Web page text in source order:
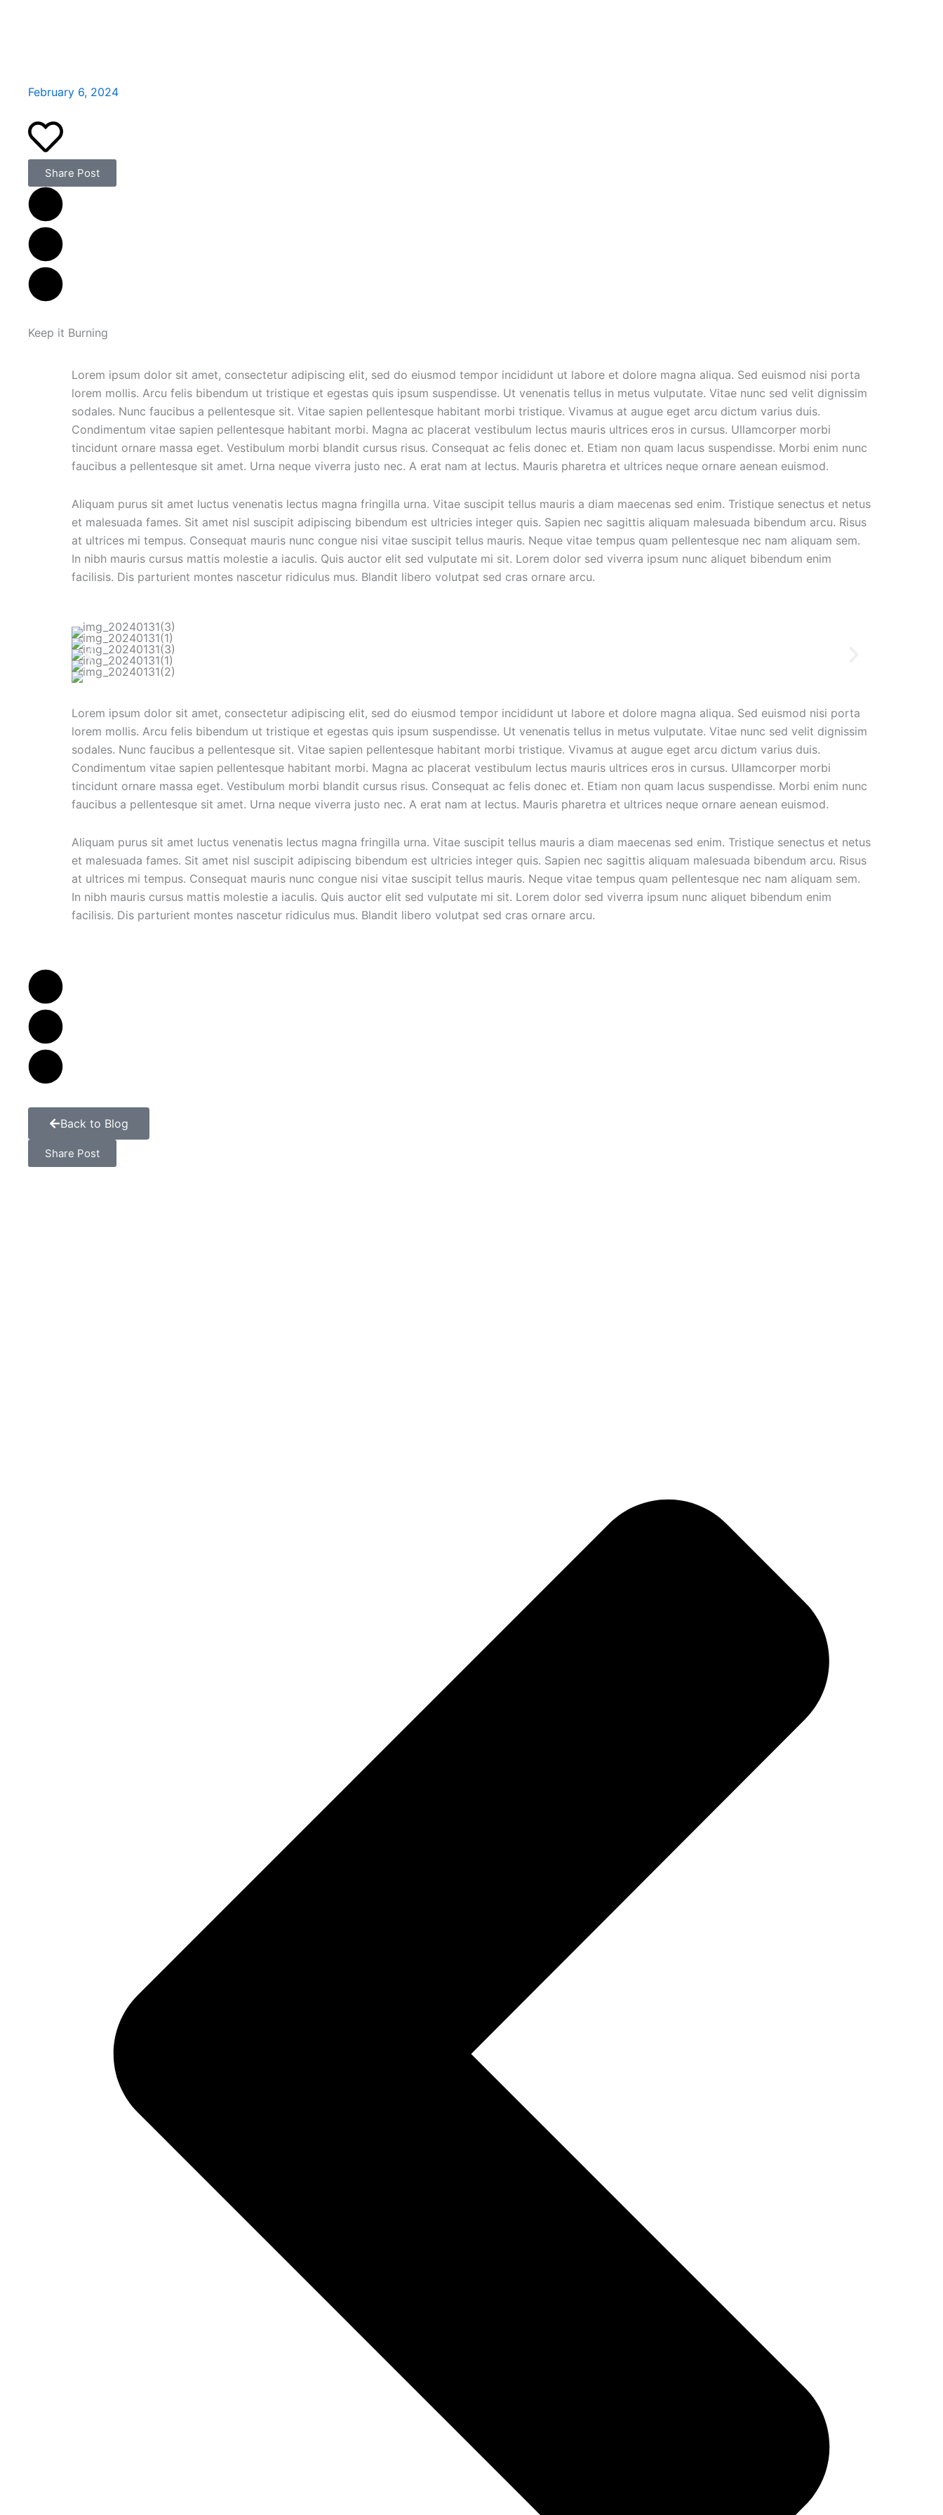
February 6, 2024
Share Post
Keep it Burning
Lorem ipsum dolor sit amet, consectetur adipiscing elit, sed do eiusmod tempor incididunt ut labore et dolore magna aliqua. Sed euismod nisi porta
lorem mollis. Arcu felis bibendum ut tristique et egestas quis ipsum suspendisse. Ut venenatis tellus in metus vulputate. Vitae nunc sed velit dignissim
sodales. Nunc faucibus a pellentesque sit. Vitae sapien pellentesque habitant morbi tristique. Vivamus at augue eget arcu dictum varius duis.
Condimentum vitae sapien pellentesque habitant morbi. Magna ac placerat vestibulum lectus mauris ultrices eros in cursus. Ullamcorper morbi
tincidunt ornare massa eget. Vestibulum morbi blandit cursus risus. Consequat ac felis donec et. Etiam non quam lacus suspendisse. Morbi enim nunc
faucibus a pellentesque sit amet. Urna neque viverra justo nec. A erat nam at lectus. Mauris pharetra et ultrices neque ornare aenean euismod.
Aliquam purus sit amet luctus venenatis lectus magna fringilla urna. Vitae suscipit tellus mauris a diam maecenas sed enim. Tristique senectus et netus
et malesuada fames. Sit amet nisl suscipit adipiscing bibendum est ultricies integer quis. Sapien nec sagittis aliquam malesuada bibendum arcu. Risus
at ultrices mi tempus. Consequat mauris nunc congue nisi vitae suscipit tellus mauris. Neque vitae tempus quam pellentesque nec nam aliquam sem.
In nibh mauris cursus mattis molestie a iaculis. Quis auctor elit sed vulputate mi sit. Lorem dolor sed viverra ipsum nunc aliquet bibendum enim
facilisis. Dis parturient montes nascetur ridiculus mus. Blandit libero volutpat sed cras ornare arcu.
Lorem ipsum dolor sit amet, consectetur adipiscing elit, sed do eiusmod tempor incididunt ut labore et dolore magna aliqua. Sed euismod nisi porta
lorem mollis. Arcu felis bibendum ut tristique et egestas quis ipsum suspendisse. Ut venenatis tellus in metus vulputate. Vitae nunc sed velit dignissim
sodales. Nunc faucibus a pellentesque sit. Vitae sapien pellentesque habitant morbi tristique. Vivamus at augue eget arcu dictum varius duis.
Condimentum vitae sapien pellentesque habitant morbi. Magna ac placerat vestibulum lectus mauris ultrices eros in cursus. Ullamcorper morbi
tincidunt ornare massa eget. Vestibulum morbi blandit cursus risus. Consequat ac felis donec et. Etiam non quam lacus suspendisse. Morbi enim nunc
faucibus a pellentesque sit amet. Urna neque viverra justo nec. A erat nam at lectus. Mauris pharetra et ultrices neque ornare aenean euismod.
Aliquam purus sit amet luctus venenatis lectus magna fringilla urna. Vitae suscipit tellus mauris a diam maecenas sed enim. Tristique senectus et netus
et malesuada fames. Sit amet nisl suscipit adipiscing bibendum est ultricies integer quis. Sapien nec sagittis aliquam malesuada bibendum arcu. Risus
at ultrices mi tempus. Consequat mauris nunc congue nisi vitae suscipit tellus mauris. Neque vitae tempus quam pellentesque nec nam aliquam sem.
In nibh mauris cursus mattis molestie a iaculis. Quis auctor elit sed vulputate mi sit. Lorem dolor sed viverra ipsum nunc aliquet bibendum enim
facilisis. Dis parturient montes nascetur ridiculus mus. Blandit libero volutpat sed cras ornare arcu.
Back to Blog
Share Post